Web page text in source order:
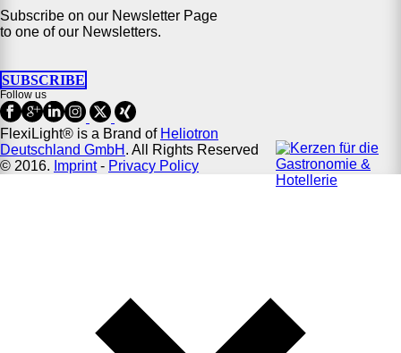
Subscribe on our Newsletter Page
to one of our Newsletters.
SUBSCRIBE
Follow us
FlexiLight® is a Brand of Heliotron
Deutschland GmbH . All Rights Reserved
© 2016. Imprint- Privacy Policy